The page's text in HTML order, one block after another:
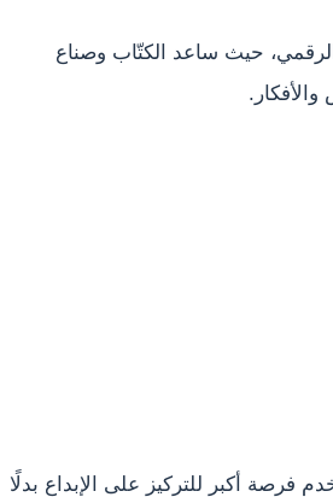
حيث ساعد الكتّاب وصناع
فرصة أكبر للتركيز على الإبداع بدلًا